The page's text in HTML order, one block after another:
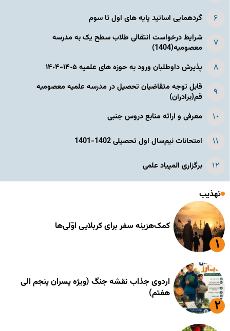
گردهمایی اساتید پایه های اول تا سوم
شرایط درخواست انتقالی طلاب سطح یک به مدرسه
معصومیه(1404)
پذیرش داوطلبان ورود به حوزه های علمیه ١۴٠۵-١۴٠۴
قابل توجه متقاضیان تحصیل در مدرسه علمیه معصومیه
قم(برادران)
معرفی و ارائه منابع دروس جنبی
امتحانات نیم‌سال اول تحصیلی 1402-1401
برگزاری المپیاد علمی
تهذیب
کمک‌هزینه سفر برای کربلایی اوّلی‌ها
اردوی جذاب نقشه جنگ (ویژه پسران پنجم الی
هفتم)